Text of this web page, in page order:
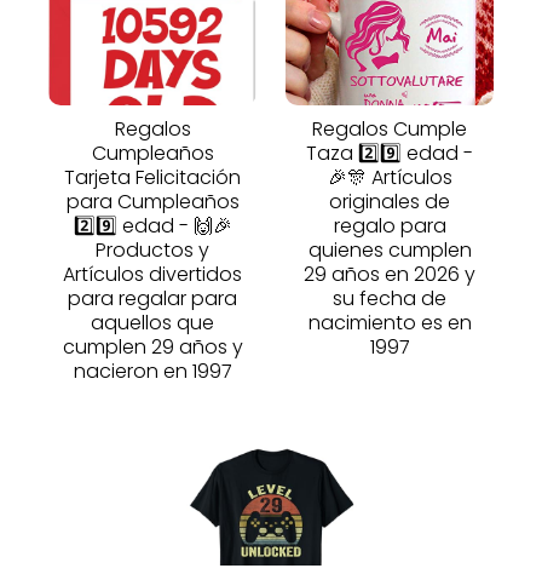
Regalos
Cumpleaños
Tarjeta Felicitación
para Cumpleaños
2️⃣9️⃣ edad - 🙌🎉
Productos y
Artículos divertidos
para regalar para
aquellos que
cumplen 29 años y
nacieron en 1997
Regalos Cumple
Taza 2️⃣9️⃣ edad -
🎉🎊 Artículos
originales de
regalo para
quienes cumplen
29 años en 2026 y
su fecha de
nacimiento es en
1997